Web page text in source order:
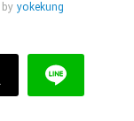
by yokekung